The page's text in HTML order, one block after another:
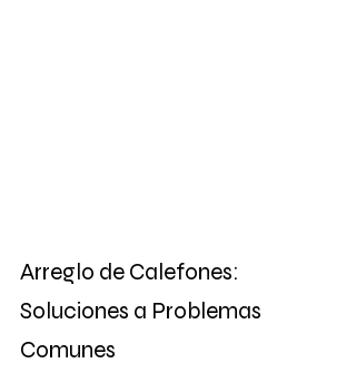
Arreglo de Calefones:
Soluciones a Problemas
Comunes